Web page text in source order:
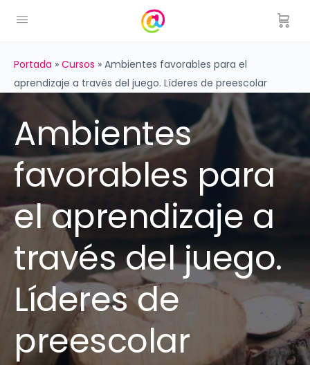
Portada » Cursos » Ambientes favorables para el
aprendizaje a través del juego. Líderes de preescolar
Ambientes
favorables para
el aprendizaje a
través del juego.
Líderes de
preescolar